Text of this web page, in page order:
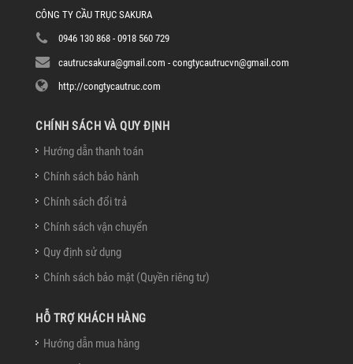
CÔNG TY CẦU TRỤC SAKURA
0946 130 868 - 0918 560 729
cautrucsakura@gmail.com - congtycautrucvn@gmail.com
http://congtycautruc.com
CHÍNH SÁCH VÀ QUY ĐỊNH
Hướng dẫn thanh toán
Chính sách bảo hành
Chính sách đổi trả
Chính sách vận chuyển
Quy định sử dụng
Chính sách bảo mật (Quyền riêng tư)
HỖ TRỢ KHÁCH HÀNG
Hướng dẫn mua hàng